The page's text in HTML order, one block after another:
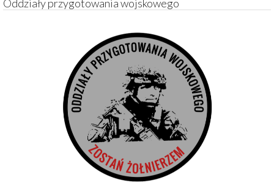
Oddziały przygotowania wojskowego